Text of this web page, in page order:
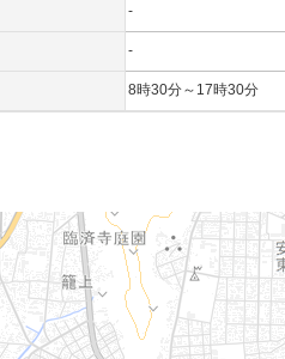
-
-
8時30分～17時30分